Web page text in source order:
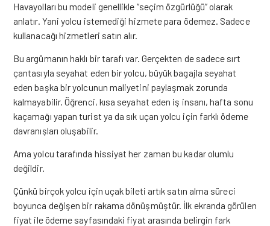
Havayolları bu modeli genellikle “seçim özgürlüğü” olarak
anlatır. Yani yolcu istemediği hizmete para ödemez. Sadece
kullanacağı hizmetleri satın alır.
Bu argümanın haklı bir tarafı var. Gerçekten de sadece sırt
çantasıyla seyahat eden bir yolcu, büyük bagajla seyahat
eden başka bir yolcunun maliyetini paylaşmak zorunda
kalmayabilir. Öğrenci, kısa seyahat eden iş insanı, hafta sonu
kaçamağı yapan turist ya da sık uçan yolcu için farklı ödeme
davranışları oluşabilir.
Ama yolcu tarafında hissiyat her zaman bu kadar olumlu
değildir.
Çünkü birçok yolcu için uçak bileti artık satın alma süreci
boyunca değişen bir rakama dönüşmüştür. İlk ekranda görülen
fiyat ile ödeme sayfasındaki fiyat arasında belirgin fark